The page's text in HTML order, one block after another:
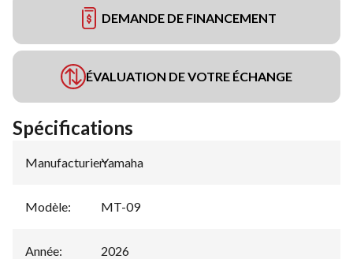
DEMANDE DE FINANCEMENT
ÉVALUATION DE VOTRE ÉCHANGE
Spécifications
Manufacturier:
Yamaha
Modèle: MT-09
Année: 2026